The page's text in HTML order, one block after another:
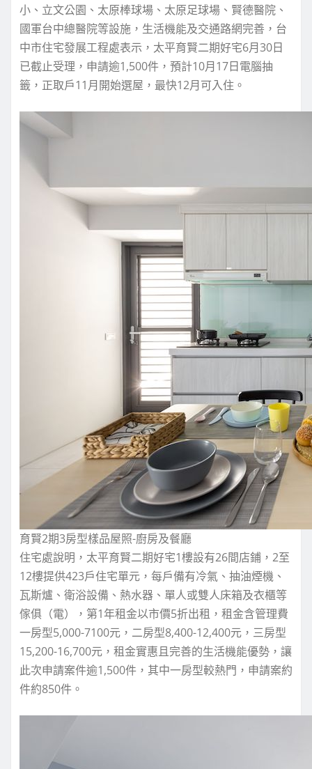
小、立文公園、太原棒球場、太原足球場、賢德醫院、
國軍台中總醫院等設施，生活機能及交通路網完善，台
中市住宅發展工程處表示，太平育賢二期好宅6月30日
已截止受理，申請逾1,500件，預計10月17日電腦抽
籤，正取戶11月開始選屋，最快12月可入住。
育賢2期3房型樣品屋照-廚房及餐廳
住宅處說明，太平育賢二期好宅1樓設有26間店鋪，2至
12樓提供423戶住宅單元，每戶備有冷氣、抽油煙機、
瓦斯爐、衛浴設備、熱水器、單人或雙人床箱及衣櫃等
傢俱（電），第1年租金以市價5折出租，租金含管理費
一房型5,000-7100元，二房型8,400-12,400元，三房型
15,200-16,700元，租金實惠且完善的生活機能優勢，讓
此次申請案件逾1,500件，其中一房型較熱門，申請案約
件約850件。